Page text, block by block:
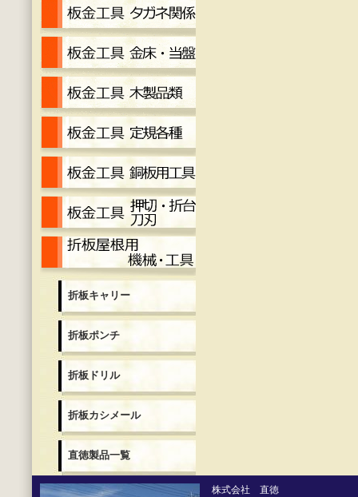
折板キャリー
折板ポンチ
折板ドリル
折板カシメール
直徳製品一覧
株式会社 直徳